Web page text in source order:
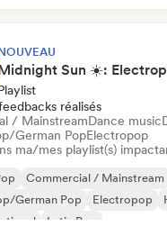
réalisés
/ MainstreamDance music
German PopElectropop
ma/mes playlist(s)
Commercial / Mainstream
German Pop
Electropop
Latin Pop